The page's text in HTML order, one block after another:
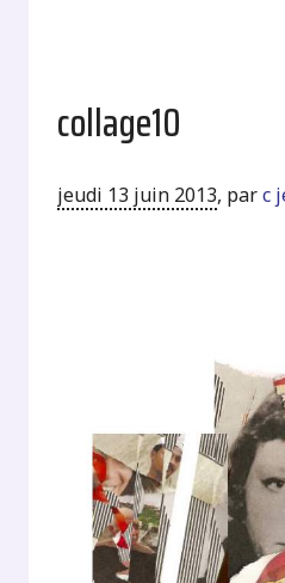
collage10
jeudi 13 juin 2013, parc